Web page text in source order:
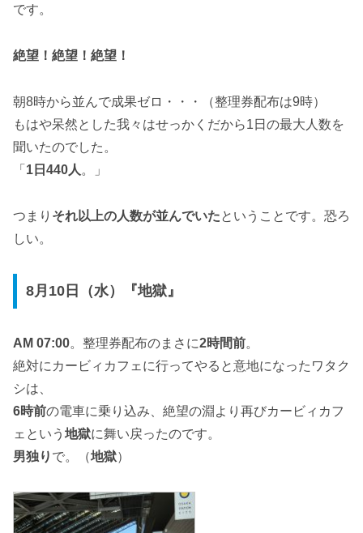
です。
絶望！絶望！絶望！
朝8時から並んで成果ゼロ・・・（整理券配布は9時）
もはや呆然とした我々はせっかくだから1日の最大人数を
聞いたのでした。
「 1日440人 。」
つまり それ以上の人数が並んでいたということです。恐ろ
しい。
8月10日（水）『地獄』
AM 07:00。整理券配布のまさに2時間前。
絶対にカービィカフェに行ってやると意地になったワタク
シは、
6時前の電車に乗り込み、絶望の淵より再びカービィカフ
ェという 地獄に舞い戻ったのです。
男独り で。（地獄）